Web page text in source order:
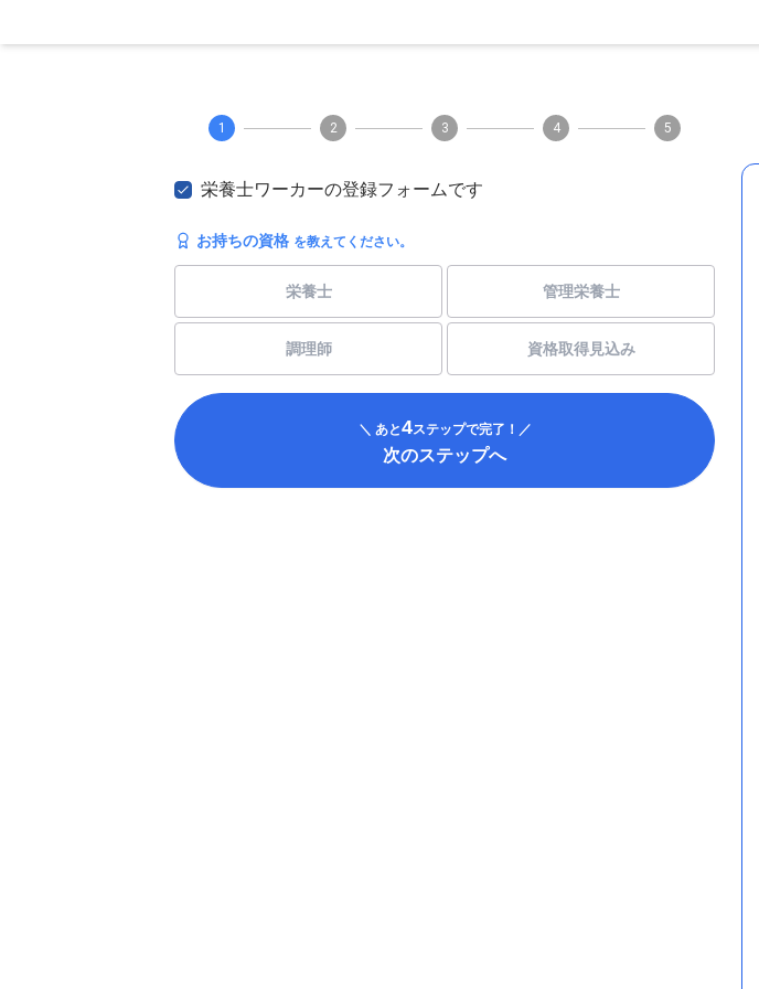
1 2 3 4 5
栄養士ワーカーの登録フォームです
お持ちの資格 を教えてください。
栄養士 管理栄養士
調理師 資格取得見込み
＼ あと4ステップで完了！／
次のステップへ